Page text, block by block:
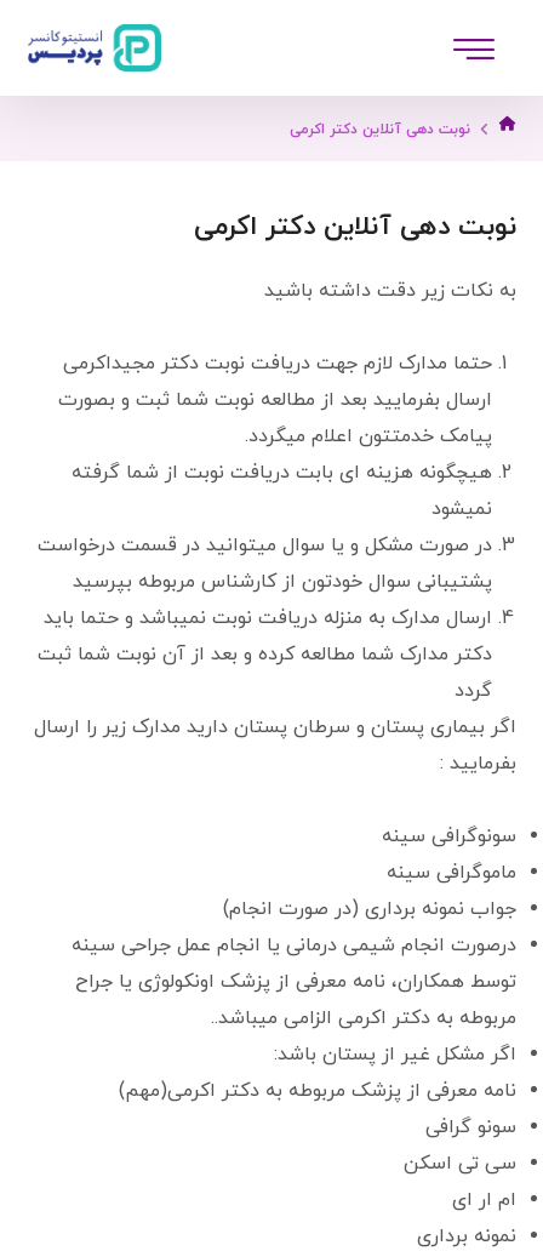
نوبت دهی آنلاین دکتر اکرمی
نوبت دهی آنلاین دکتر اکرمی
به نکات زیر دقت داشته باشید
حتما مدارک لازم جهت دریافت نوبت دکتر مجیداکرمی
ارسال بفرمایید بعد از مطالعه نوبت شما ثبت و بصورت
پیامک خدمتتون اعلام میگردد.
هیچگونه هزینه ای بابت دریافت نوبت از شما گرفته
نمیشود
در صورت مشکل و یا سوال میتوانید در قسمت درخواست
پشتیبانی سوال خودتون از کارشناس مربوطه بپرسید
ارسال مدارک به منزله دریافت نوبت نمیباشد و حتما باید
دکتر مدارک شما مطالعه کرده و بعد از آن نوبت شما ثبت
گردد
اگر بیماری پستان و سرطان پستان دارید مدارک زیر را ارسال
بفرمایید :
سونوگرافی سینه
ماموگرافی سینه
جواب نمونه برداری (در صورت انجام)
درصورت انجام شیمی درمانی یا انجام عمل جراحی سینه
توسط همکاران، نامه معرفی از پزشک اونکولوژی یا جراح
مربوطه به دکتر اکرمی الزامی میباشد..
اگر مشکل غیر از پستان باشد:
نامه معرفی از پزشک مربوطه به دکتر اکرمی(مهم)
سونو گرافی
سی تی اسکن
ام ار ای
نمونه برداری